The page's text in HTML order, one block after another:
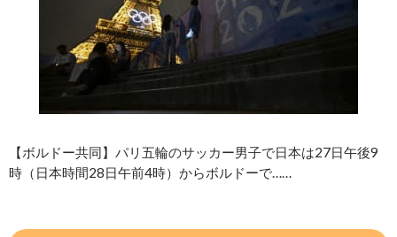
【ボルドー共同】パリ五輪のサッカー男子で日本は27日午後9
時（日本時間28日午前4時）からボルドーで……